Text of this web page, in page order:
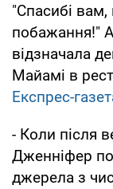
"Спасибі вам,
побажання!"
відзначала
Майамі в
Експрес-
- Коли після
Дженніфер
джерела з